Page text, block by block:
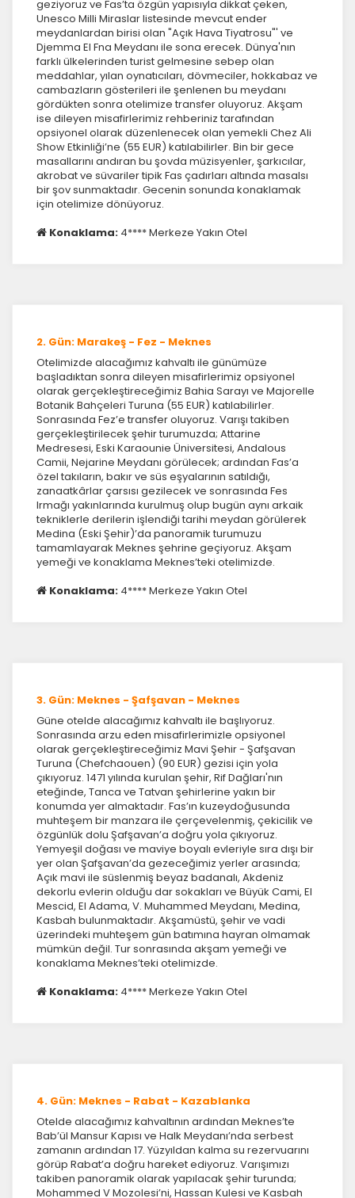
Zorunlu Çerezler HER ZAMAN AKTIF
Oturum yönetimi, güvenlik ve temel site işlevleri için
gereklidir. Bu çerezler olmadan site düzgün çalışmaz
ve devre dışı bırakılamaz.
geziyoruz ve Fas’ta özgün yapısıyla dikkat çeken,
Unesco Milli Miraslar listesinde mevcut ender
meydanlardan birisi olan "Açık Hava Tiyatrosu"' ve
Djemma El Fna Meydanı ile sona erecek. Dünya'nın
farklı ülkelerinden turist gelmesine sebep olan
meddahlar, yılan oynatıcıları, dövmeciler, hokkabaz ve
cambazların gösterileri ile şenlenen bu meydanı
gördükten sonra otelimize transfer oluyoruz. Akşam
ise dileyen misafirlerimiz rehberiniz tarafından
opsiyonel olarak düzenlenecek olan yemekli Chez Ali
Show Etkinliği’ne (55 EUR) katılabilirler. Bin bir gece
masallarını andıran bu şovda müzisyenler, şarkıcılar,
akrobat ve süvariler tipik Fas çadırları altında masalsı
bir şov sunmaktadır. Gecenin sonunda konaklamak
için otelimize dönüyoruz.
Konaklama: 4**** Merkeze Yakın Otel
2. Gün: Marakeş - Fez - Meknes
Otelimizde alacağımız kahvaltı ile günümüze
başladıktan sonra dileyen misafirlerimiz opsiyonel
olarak gerçekleştireceğimiz Bahia Sarayı ve Majorelle
Botanik Bahçeleri Turuna (55 EUR) katılabilirler.
Sonrasında Fez’e transfer oluyoruz. Varışı takiben
gerçekleştirilecek şehir turumuzda; Attarine
Medresesi, Eski Karaounie Üniversitesi, Andalous
Camii, Nejarine Meydanı görülecek; ardından Fas’a
özel takıların, bakır ve süs eşyalarının satıldığı,
zanaatkârlar çarsısı gezilecek ve sonrasında Fes
Irmağı yakınlarında kurulmuş olup bugün aynı arkaik
tekniklerle derilerin işlendiği tarihi meydan görülerek
Medina (Eski Şehir)’da panoramik turumuzu
tamamlayarak Meknes şehrine geçiyoruz. Akşam
yemeği ve konaklama Meknes’teki otelimizde.
Konaklama: 4**** Merkeze Yakın Otel
3. Gün: Meknes - Şafşavan - Meknes
Güne otelde alacağımız kahvaltı ile başlıyoruz.
Sonrasında arzu eden misafirlerimizle opsiyonel
olarak gerçekleştireceğimiz Mavi Şehir - Şafşavan
Turuna (Chefchaouen) (90 EUR) gezisi için yola
çıkıyoruz. 1471 yılında kurulan şehir, Rif Dağları'nın
eteğinde, Tanca ve Tatvan şehirlerine yakın bir
konumda yer almaktadır. Fas’ın kuzeydoğusunda
muhteşem bir manzara ile çerçevelenmiş, çekicilik ve
özgünlük dolu Şafşavan’a doğru yola çıkıyoruz.
Yemyeşil doğası ve maviye boyalı evleriyle sıra dışı bir
yer olan Şafşavan’da gezeceğimiz yerler arasında;
Açık mavi ile süslenmiş beyaz badanalı, Akdeniz
dekorlu evlerin olduğu dar sokakları ve Büyük Cami, El
Mescid, El Adama, V. Muhammed Meydanı, Medina,
Kasbah bulunmaktadır. Akşamüstü, şehir ve vadi
üzerindeki muhteşem gün batımına hayran olmamak
mümkün değil. Tur sonrasında akşam yemeği ve
konaklama Meknes’teki otelimizde.
Konaklama: 4**** Merkeze Yakın Otel
4. Gün: Meknes - Rabat - Kazablanka
Otelde alacağımız kahvaltının ardından Meknes’te
Bab’ül Mansur Kapısı ve Halk Meydanı’nda serbest
zamanın ardından 17. Yüzyıldan kalma su rezervuarını
görüp Rabat’a doğru hareket ediyoruz. Varışımızı
takiben panoramik olarak yapılacak şehir turunda;
Mohammed V Mozolesi’ni, Hassan Kulesi ve Kasbah